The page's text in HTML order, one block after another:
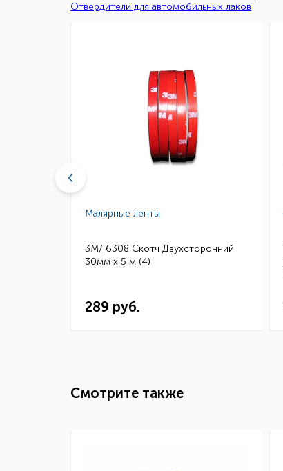
Отвердители для автомобильных лаков
Малярные ленты
3M/ 6308 Скотч Двухсторонний
30мм х 5 м (4)
289 руб.
Смотрите также